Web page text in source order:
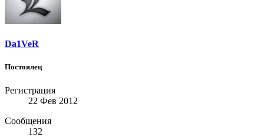
Da1VeR
Постоялец
Регистрация
22 Фев 2012
Сообщения
132